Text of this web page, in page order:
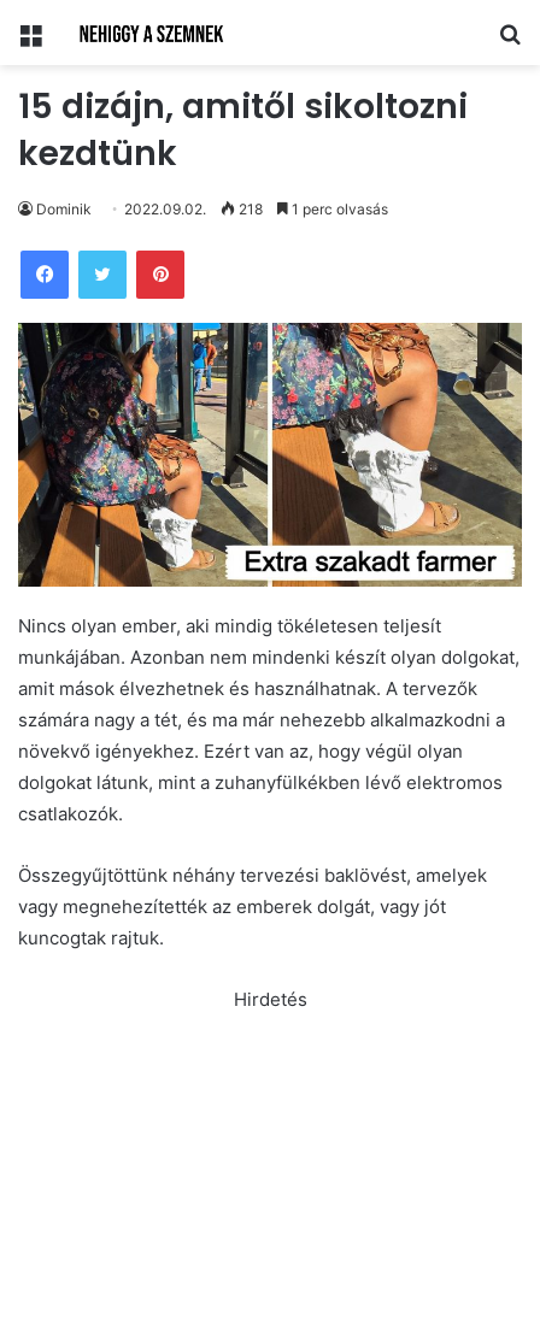
Menü
15 dizájn, amitől sikoltozni
kezdtünk
Dominik 2022.09.02. 218 1 perc olvasás
Pinterest
Nincs olyan ember, aki mindig tökéletesen teljesít
munkájában. Azonban nem mindenki készít olyan dolgokat,
amit mások élvezhetnek és használhatnak. A tervezők
számára nagy a tét, és ma már nehezebb alkalmazkodni a
növekvő igényekhez. Ezért van az, hogy végül olyan
dolgokat látunk, mint a zuhanyfülkékben lévő elektromos
csatlakozók.
Összegyűjtöttünk néhány tervezési baklövést, amelyek
vagy megnehezítették az emberek dolgát, vagy jót
kuncogtak rajtuk.
Hirdetés